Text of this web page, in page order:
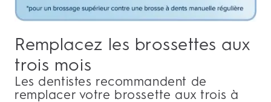
Remplacez les brossettes aux
trois mois
Les dentistes recommandent de
remplacer votre brossette aux trois à